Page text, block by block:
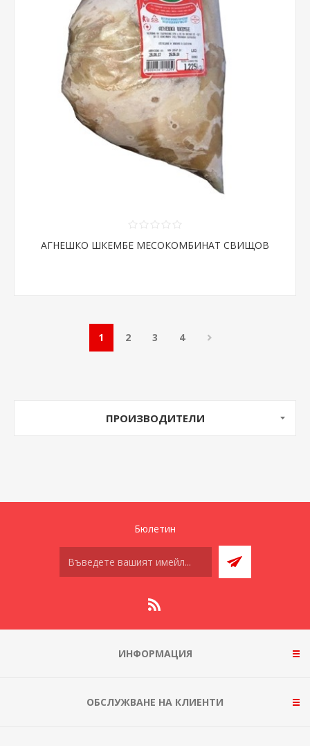
АГНЕШКО ШКЕМБЕ МЕСОКОМБИНАТ СВИЩОВ
1 2 3 4
ПРОИЗВОДИТЕЛИ
Бюлетин
ИНФОРМАЦИЯ
ОБСЛУЖВАНЕ НА КЛИЕНТИ